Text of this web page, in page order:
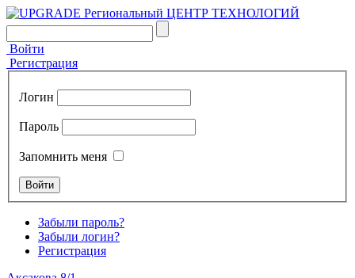
Войти
Регистрация
Логин
Пароль
Запомнить меня
Забыли пароль?
Забыли логин?
Регистрация